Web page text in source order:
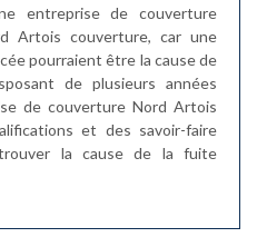
entreprise de couverture
Artois couverture, car une
pourraient être la cause de
de plusieurs années
de couverture Nord Artois
et des savoir-faire
la cause de la fuite